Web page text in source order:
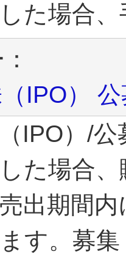
た場合
IPO）
IPO）/
た場合
出期間
す。募